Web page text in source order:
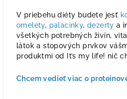
V priebehu diéty budete jesť
omelety, palacinky,dezerty a
všetkých potrebných živín,
látok a stopových prvkov
produktmi od It’s my life! nič
Chcem vedieť viac o